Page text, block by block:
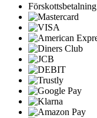
Förskottsbetalning